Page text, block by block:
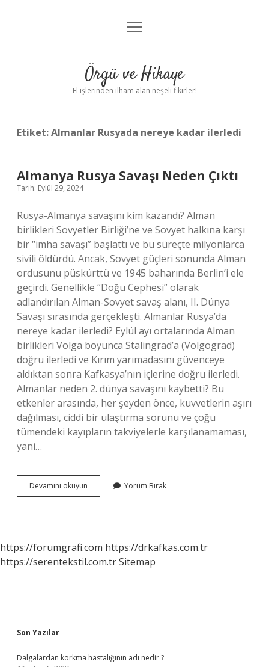
Anasayfa
Yasal Uyarı
menüyü
Örgü ve Hikaye
El işlerinden ilham alan neşeli fikirler!
Etiket:Almanlar Rusyada nereye kadar ilerledi
Almanya Rusya Savaşı Neden Çıktı
Tarih: Eylül 29, 2024
Rusya-Almanya savaşını kim kazandı? Alman
birlikleri Sovyetler Birliği’ne ve Sovyet halkına karşı
bir “imha savaşı” başlattı ve bu süreçte milyonlarca
sivili öldürdü. Ancak, Sovyet güçleri sonunda Alman
ordusunu püskürttü ve 1945 baharında Berlin’i ele
geçirdi. Genellikle “Doğu Cephesi” olarak
adlandırılan Alman-Sovyet savaş alanı, II. Dünya
Savaşı sırasında gerçekleşti. Almanlar Rusya’da
nereye kadar ilerledi? Eylül ayı ortalarında Alman
birlikleri Volga boyunca Stalingrad’a (Volgograd)
doğru ilerledi ve Kırım yarımadasını güvenceye
aldıktan sonra Kafkasya’nın içlerine doğru ilerledi.
Almanlar neden 2. dünya savaşını kaybetti? Bu
etkenler arasında, her şeyden önce, kuvvetlerin aşırı
dağılması, ciddi bir ulaştırma sorunu ve çoğu
tümendeki kayıpların takviyelerle karşılanamaması,
yani…
Devamını okuyun Almanya
Rusya
Yorum Bırak
https://forumgrafi.com https://drkafkas.com.tr
https://serentekstil.com.trSitemap
Sidebar
Son Yazılar
Dalgalardan korkma hastalığının adı nedir ?